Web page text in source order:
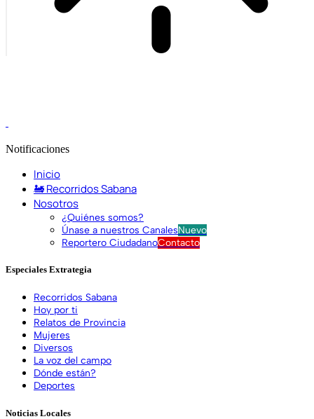
Notificaciones
Inicio
🚂 Recorridos Sabana
Nosotros
¿Quiénes somos?
Únase a nuestros CanalesNuevo
Reportero CiudadanoContacto
Especiales Extrategia
Recorridos Sabana
Hoy por ti
Relatos de Provincia
Mujeres
Diversos
La voz del campo
Dónde están?
Deportes
Noticias Locales